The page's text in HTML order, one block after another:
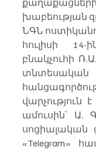
խաբեության
ՆԳՆ
հուլիսի
բնակչուհի
վարչություն
ամուսին՝ Ա.
սոցիալական
«Telegram»